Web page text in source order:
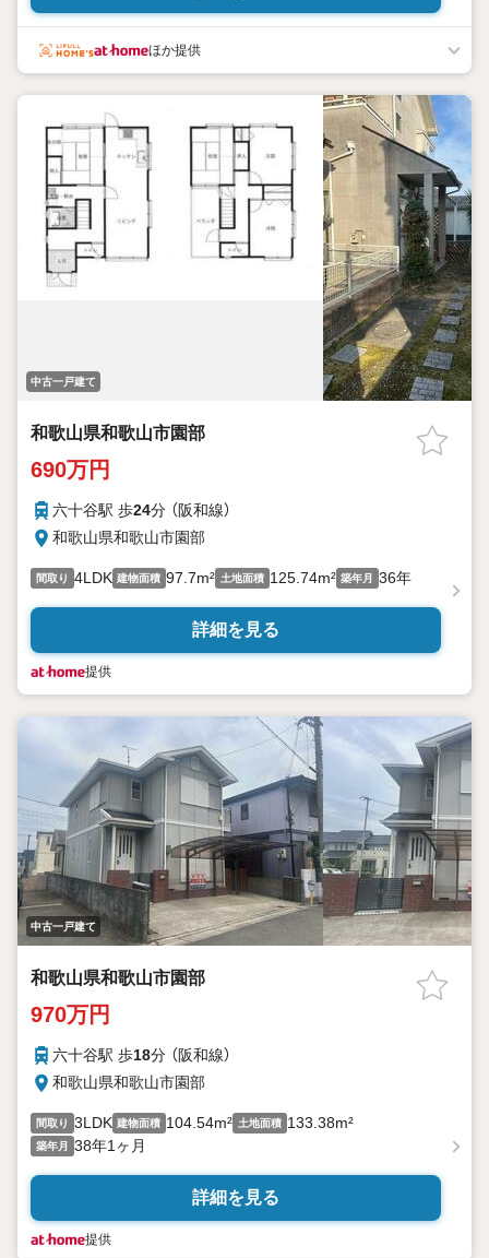
ほか提供
中古一戸建て
和歌山県和歌山市園部
690万円
六十谷駅 歩24分 （阪和線）
和歌山県和歌山市園部
間取り 4LDK 建物面積 97.7m² 土地面積 125.74m² 築年月 36年
詳細を見る
提供
中古一戸建て
和歌山県和歌山市園部
970万円
六十谷駅 歩18分 （阪和線）
和歌山県和歌山市園部
間取り 3LDK 建物面積 104.54m² 土地面積 133.38m²
築年月 38年1ヶ月
詳細を見る
提供